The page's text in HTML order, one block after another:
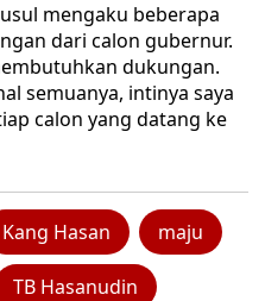
mengaku beberapa
dari calon gubernur.
dukungan.
semuanya, intinya saya
calon yang datang ke
Kang Hasan maju
TB Hasanudin